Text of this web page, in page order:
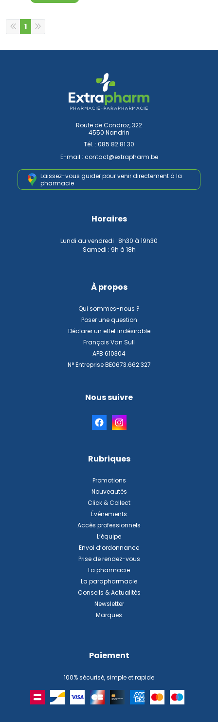
1
Route de Condroz, 322
4550 Nandrin
Tél. : 085 82 81 30
E-mail : contact@extrapharm.be
Laissez-vous guider pour venirdirectement à la
pharmacie
Horaires
Lundi au vendredi : 8h30 à 19h30
Samedi : 9h à 18h
À propos
Qui sommes-nous ?
Poser une question
Déclarer un effet indésirable
François Van Sull
APB 610304
N° Entreprise BE0673.662.327
Nous suivre
Rubriques
Promotions
Nouveautés
Click & Collect
Événements
Accès professionnels
L’équipe
Envoi d’ordonnance
Prise de rendez-vous
La pharmacie
La parapharmacie
Conseils & Actualités
Newsletter
Marques
Paiement
100% sécurisé, simple et rapide